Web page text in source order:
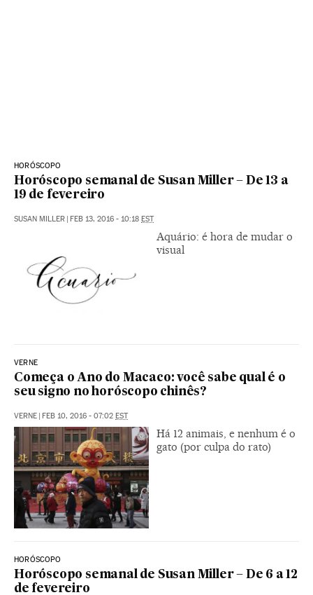
HORÓSCOPO
Horóscopo semanal de Susan Miller – De 13 a
19 de fevereiro
SUSAN MILLER | FEB 13, 2016 - 10:18 EST
Aquário: é hora de mudar o
visual
VERNE
Começa o Ano do Macaco: você sabe qual é o
seu signo no horóscopo chinês?
VERNE | FEB 10, 2016 - 07:02 EST
Há 12 animais, e nenhum é o
gato (por culpa do rato)
HORÓSCOPO
Horóscopo semanal de Susan Miller – De 6 a 12
de fevereiro